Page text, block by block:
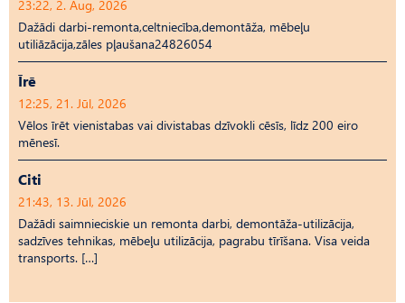
23:22, 2. Aug, 2026
Dažādi darbi-remonta,celtniecība,demontāža, mēbeļu
utiliāzācija,zāles pļaušana24826054
Īrē
12:25, 21. Jūl, 2026
Vēlos īrēt vienistabas vai divistabas dzīvokli cēsīs, līdz 200 eiro
mēnesī.
Citi
21:43, 13. Jūl, 2026
Dažādi saimnieciskie un remonta darbi, demontāža-utilizācija,
sadzīves tehnikas, mēbeļu utilizācija, pagrabu tīrīšana. Visa veida
transports. […]